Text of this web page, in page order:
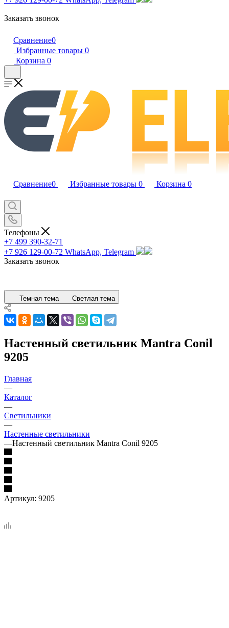
Заказать звонок
Сравнение0
Избранные товары 0
Корзина 0
Сравнение0 Избранные товары 0 Корзина 0
Телефоны
+7 499 390-32-71
+7 926 129-00-72 WhatsApp, Telegram
Заказать звонок
Темная тема Светлая тема
Настенный светильник Mantra Conil
9205
Главная
—
Каталог
—
Светильники
—
Настенные светильники
—Настенный светильник Mantra Conil 9205
Артикул: 9205